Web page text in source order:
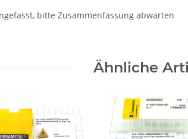
bitte Zusammenfassung abwarten
Ähnliche